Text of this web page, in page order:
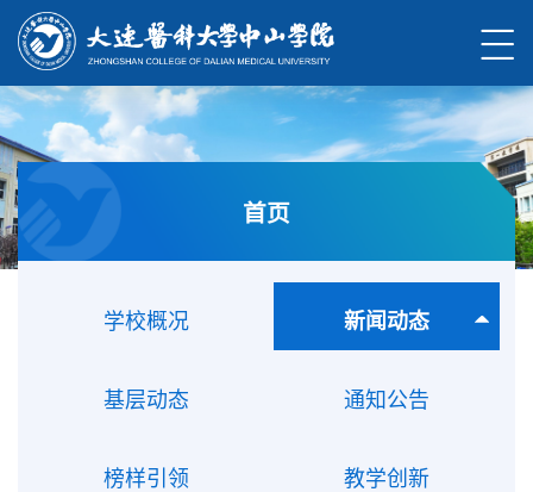
首页
学校概况 新闻动态
基层动态 通知公告
榜样引领 教学创新